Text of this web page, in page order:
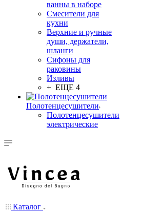
ванны в наборе
Смесители для
кухни
Верхние и ручные
души, держатели,
шланги
Сифоны для
раковины
Изливы
+ ЕЩЕ 4
Полотенцесушители
Полотенцесушители
электрические
Каталог